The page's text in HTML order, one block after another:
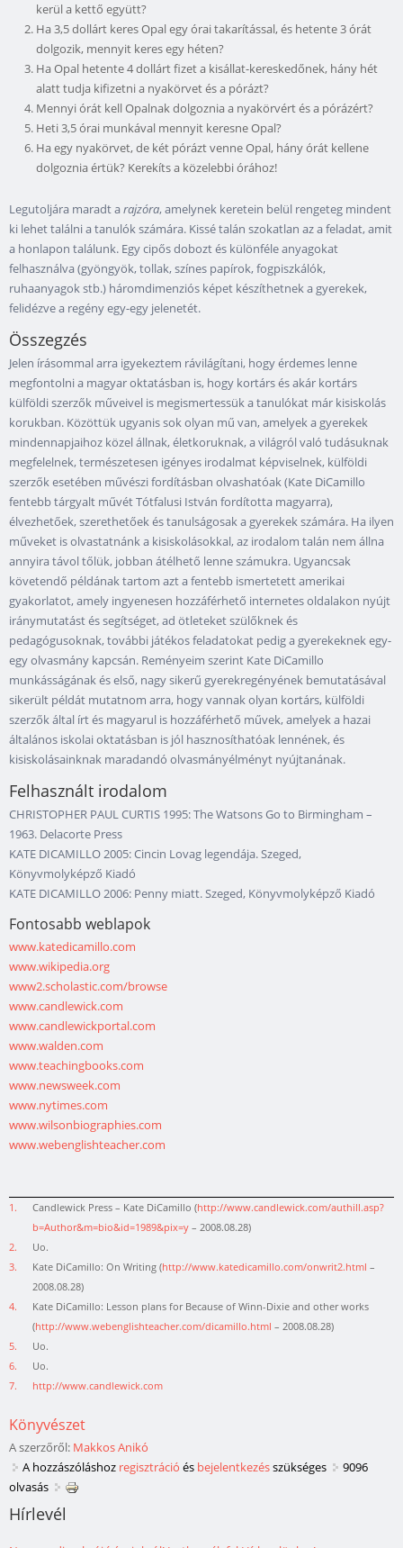
kerül a kettő együtt?
Ha 3,5 dollárt keres Opal egy órai takarítással, és hetente 3 órát
dolgozik, mennyit keres egy héten?
Ha Opal hetente 4 dollárt fizet a kisállat-kereskedőnek, hány hét
alatt tudja kifizetni a nyakörvet és a pórázt?
Mennyi órát kell Opalnak dolgoznia a nyakörvért és a pórázért?
Heti 3,5 órai munkával mennyit keresne Opal?
Ha egy nyakörvet, de két pórázt venne Opal, hány órát kellene
dolgoznia értük? Kerekíts a közelebbi órához!
Legutoljára maradt arajzóra, amelynek keretein belül rengeteg mindent
ki lehet találni a tanulók számára. Kissé talán szokatlan az a feladat, amit
a honlapon találunk. Egy cipős dobozt és különféle anyagokat
felhasználva (gyöngyök, tollak, színes papírok, fogpiszkálók,
ruhaanyagok stb.) háromdimenziós képet készíthetnek a gyerekek,
felidézve a regény egy-egy jelenetét.
Összegzés
Jelen írásommal arra igyekeztem rávilágítani, hogy érdemes lenne
megfontolni a magyar oktatásban is, hogy kortárs és akár kortárs
külföldi szerzők műveivel is megismertessük a tanulókat már kisiskolás
korukban. Közöttük ugyanis sok olyan mű van, amelyek a gyerekek
mindennapjaihoz közel állnak, életkoruknak, a világról való tudásuknak
megfelelnek, természetesen igényes irodalmat képviselnek, külföldi
szerzők esetében művészi fordításban olvashatóak (Kate DiCamillo
fentebb tárgyalt művét Tótfalusi István fordította magyarra),
élvezhetőek, szerethetőek és tanulságosak a gyerekek számára. Ha ilyen
műveket is olvastatnánk a kisiskolásokkal, az irodalom talán nem állna
annyira távol tőlük, jobban átélhető lenne számukra. Ugyancsak
követendő példának tartom azt a fentebb ismertetett amerikai
gyakorlatot, amely ingyenesen hozzáférhető internetes oldalakon nyújt
iránymutatást és segítséget, ad ötleteket szülőknek és
pedagógusoknak, további játékos feladatokat pedig a gyerekeknek egy-
egy olvasmány kapcsán. Reményeim szerint Kate DiCamillo
munkásságának és első, nagy sikerű gyerekregényének bemutatásával
sikerült példát mutatnom arra, hogy vannak olyan kortárs, külföldi
szerzők által írt és magyarul is hozzáférhető művek, amelyek a hazai
általános iskolai oktatásban is jól hasznosíthatóak lennének, és
kisiskolásainknak maradandó olvasmányélményt nyújtanának.
Felhasznált irodalom
CHRISTOPHER PAUL CURTIS 1995: The Watsons Go to Birmingham –
1963. Delacorte Press
KATE DICAMILLO 2005: Cincin Lovag legendája. Szeged,
Könyvmolyképző Kiadó
KATE DICAMILLO 2006: Penny miatt. Szeged, Könyvmolyképző Kiadó
Fontosabb weblapok
www.katedicamillo.com
www.wikipedia.org
www2.scholastic.com/browse
www.candlewick.com
www.candlewickportal.com
www.walden.com
www.teachingbooks.com
www.newsweek.com
www.nytimes.com
www.wilsonbiographies.com
www.webenglishteacher.com
1. Candlewick Press – Kate DiCamillo (http://www.candlewick.com/authill.asp?
b=Author&m=bio&id=1989&pix=y – 2008.08.28)
2.
Uo.
3.
Kate DiCamillo: On Writing (http://www.katedicamillo.com/onwrit2.html –
2008.08.28)
4.
Kate DiCamillo: Lesson plans for Because of Winn-Dixie and other works
(http://www.webenglishteacher.com/dicamillo.html – 2008.08.28)
5.
Uo.
6.
Uo.
7.
http://www.candlewick.com
Könyvészet
A szerzőről: Makkos Anikó
A hozzászóláshoz regisztráció és bejelentkezésszükséges
9096
olvasás
Hírlevél